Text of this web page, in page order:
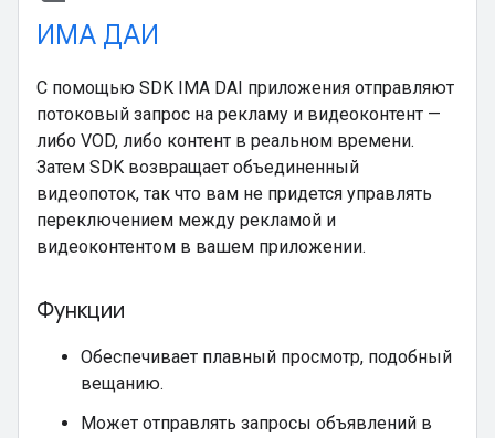
ИМА ДАИ
С помощью SDK IMA DAI приложения отправляют
потоковый запрос на рекламу и видеоконтент —
либо VOD, либо контент в реальном времени.
Затем SDK возвращает объединенный
видеопоток, так что вам не придется управлять
переключением между рекламой и
видеоконтентом в вашем приложении.
Функции
Обеспечивает плавный просмотр, подобный
вещанию.
Может отправлять запросы объявлений в